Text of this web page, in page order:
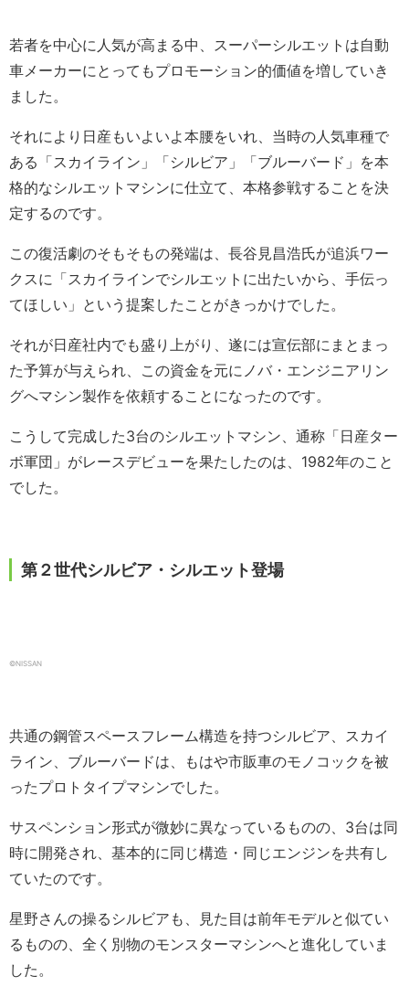
若者を中心に人気が高まる中、スーパーシルエットは自動
車メーカーにとってもプロモーション的価値を増していき
ました。
それにより日産もいよいよ本腰をいれ、当時の人気車種で
ある「スカイライン」「シルビア」「ブルーバード」を本
格的なシルエットマシンに仕立て、本格参戦することを決
定するのです。
この復活劇のそもそもの発端は、長谷見昌浩氏が追浜ワー
クスに「スカイラインでシルエットに出たいから、手伝っ
てほしい」という提案したことがきっかけでした。
それが日産社内でも盛り上がり、遂には宣伝部にまとまっ
た予算が与えられ、この資金を元にノバ・エンジニアリン
グへマシン製作を依頼することになったのです。
こうして完成した3台のシルエットマシン、通称「日産ター
ボ軍団」がレースデビューを果たしたのは、1982年のこと
でした。
第２世代シルビア・シルエット登場
©︎NISSAN
共通の鋼管スペースフレーム構造を持つシルビア、スカイ
ライン、ブルーバードは、もはや市販車のモノコックを被
ったプロトタイプマシンでした。
サスペンション形式が微妙に異なっているものの、3台は同
時に開発され、基本的に同じ構造・同じエンジンを共有し
ていたのです。
星野さんの操るシルビアも、見た目は前年モデルと似てい
るものの、全く別物のモンスターマシンへと進化していま
した。